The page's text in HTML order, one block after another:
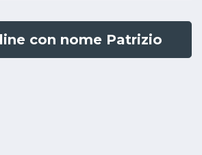
con nome Patrizio